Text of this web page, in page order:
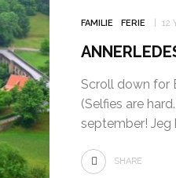
FAMILIE FERIE 12
Scroll down for
(Selfies are
september!
SHARE